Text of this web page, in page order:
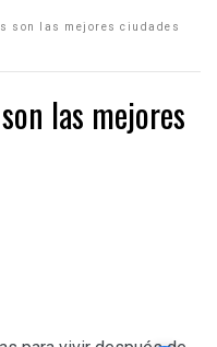
son las mejores ciudades
las mejores